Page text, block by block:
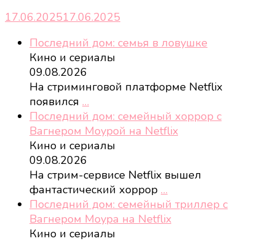
17.06.202517.06.2025
Последний дом: семья в ловушке
Кино и сериалы
09.08.2026
На стриминговой платформе Netflix
появился …
Последний дом: семейный хоррор с
Вагнером Моурой на Netflix
Кино и сериалы
09.08.2026
На стрим-сервисе Netflix вышел
фантастический хоррор …
Последний дом: семейный триллер с
Вагнером Моура на Netflix
Кино и сериалы